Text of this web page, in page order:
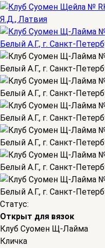
Статус:
Открыт для вязок
Клуб Суомен Щ-Лайма
Кличка